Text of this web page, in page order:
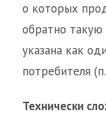
о которых
обратно
указана как
потребителя
Технически